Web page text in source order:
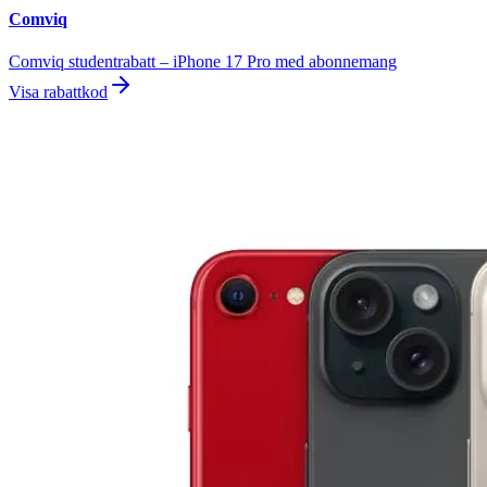
Comviq
Comviq studentrabatt – iPhone 17 Pro med abonnemang
Visa rabattkod